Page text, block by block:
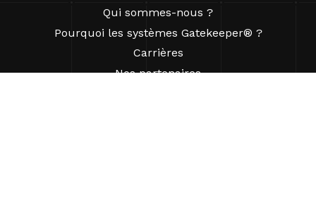
Qui sommes-nous ?
Pourquoi les systèmes Gatekeeper® ?
Carrières
Nos partenaires